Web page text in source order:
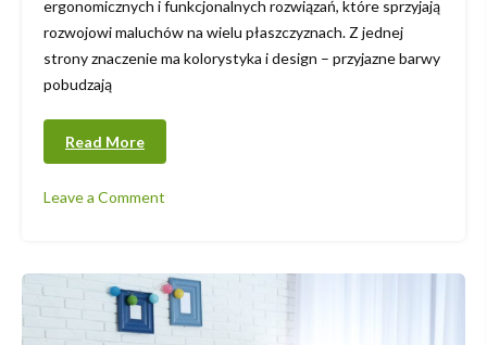
ergonomicznych i funkcjonalnych rozwiązań, które sprzyjają
rozwojowi maluchów na wielu płaszczyznach. Z jednej
strony znaczenie ma kolorystyka i design – przyjazne barwy
pobudzają
Read More
Leave a Comment
wybrać